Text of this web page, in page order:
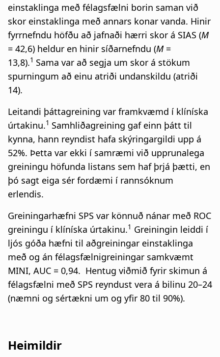
einstaklinga með félagsfælni borin saman við
skor einstaklinga með annars konar vanda. Hinir
fyrrnefndu höfðu að jafnaði hærri skor á SIAS (M
= 42,6) heldur en hinir síðarnefndu (M =
13,8).1 Sama var að segja um skor á stökum
spurningum að einu atriði undanskildu (atriði
14).
Leitandi þáttagreining var framkvæmd í klíníska
úrtakinu.1 Samhliðagreining gaf einn þátt til
kynna, hann reyndist hafa skýringargildi upp á
52%. Þetta var ekki í samræmi við upprunalega
greiningu höfunda listans sem haf þrjá þætti, en
þó sagt eiga sér fordæmi í rannsóknum
erlendis.
Greiningarhæfni SPS var könnuð nánar með ROC
greiningu í klíníska úrtakinu.1 Greiningin leiddi í
ljós góða hæfni til aðgreiningar einstaklinga
með og án félagsfælnigreiningar samkvæmt
MINI, AUC = 0,94. Hentug viðmið fyrir skimun á
félagsfælni með SPS reyndust vera á bilinu 20–24
(næmni og sértækni um og yfir 80 til 90%).
Heimildir